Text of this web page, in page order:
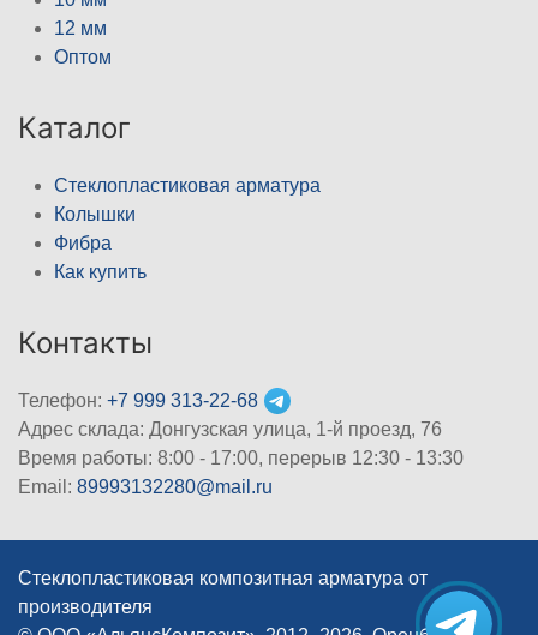
12 мм
Оптом
Каталог
Стеклопластиковая арматура
Колышки
Фибра
Как купить
Контакты
Телефон: +7 999 313-22-68
Адрес склада: Донгузская улица, 1-й проезд, 76
Время работы: 8:00 - 17:00, перерыв 12:30 - 13:30
Email: 89993132280@mail.ru
Стеклопластиковая композитная арматура от
производителя